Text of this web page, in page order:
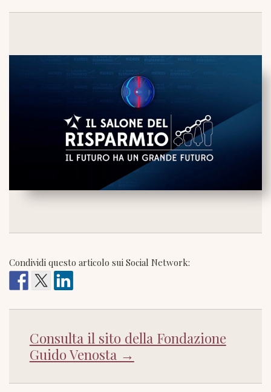
Condividi questo articolo sui Social Network:
Consulta il sito della Fondazione
Guido Venosta →